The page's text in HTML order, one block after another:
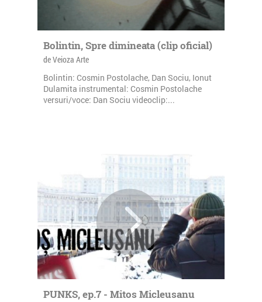
Bolintin, Spre dimineata (clip oficial)
de Veioza Arte
Bolintin: Cosmin Postolache, Dan Sociu, Ionut
Dulamita instrumental: Cosmin Postolache
versuri/voce: Dan Sociu videoclip:...
PUNKS, ep.7 - Mitos Micleusanu